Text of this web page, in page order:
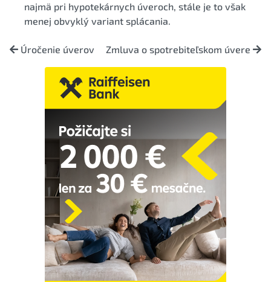
najmä pri hypotekárnych úveroch, stále je to však
menej obvyklý variant splácania.
Úročenie úverov Zmluva o spotrebiteľskom úvere